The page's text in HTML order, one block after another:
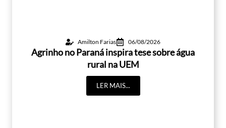
Amilton Farias 06/08/2026
Agrinho no Paraná inspira tese sobre água
rural na UEM
LER MAIS...